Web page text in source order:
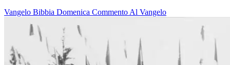
Vangelo Bibbia Domenica Commento Al Vangelo